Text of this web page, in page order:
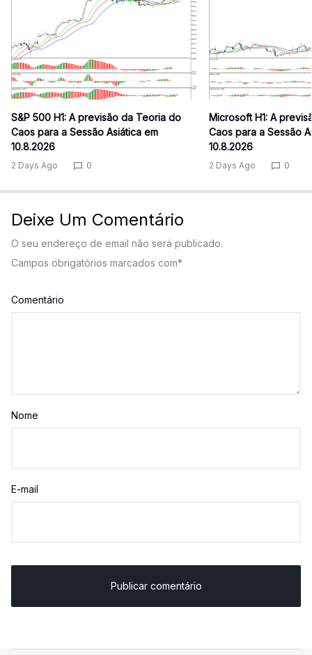
S&P 500 H1: A previsão da Teoria do
Caos para a Sessão Asiática em
10.8.2026
2 Days Ago 0
Microsoft H1: A
Caos para a Sessão
10.8.2026
2 Days Ago 0
Deixe Um Comentário
O seu endereço de email não será publicado.
Campos obrigatórios marcados com*
Comentário
Nome
E-mail